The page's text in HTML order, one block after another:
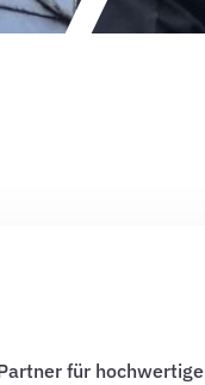
für hochwertige